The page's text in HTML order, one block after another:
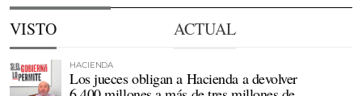
VISTO ACTUAL
HACIENDA
Los jueces obligan a Hacienda a devolver